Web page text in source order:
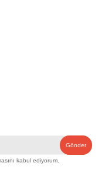
Gönder
kabul ediyorum.